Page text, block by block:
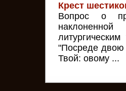
Крест
Вопрос о
"Посреде двою
Твой: овому ...